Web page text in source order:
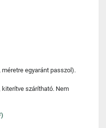
méretre egyaránt passzol).
szárítható. Nem